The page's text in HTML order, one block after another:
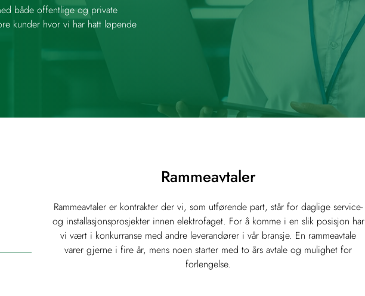
både offentlige og private
kunder hvor vi har hatt løpende
Rammeavtaler
Rammeavtaler er kontrakter der vi, som utførende part, står for daglige service-
og installasjonsprosjekter innen elektrofaget. For å komme i en slik posisjon har
vi vært i konkurranse med andre leverandører i vår bransje. En rammeavtale
varer gjerne i fire år, mens noen starter med to års avtale og mulighet for
forlengelse.